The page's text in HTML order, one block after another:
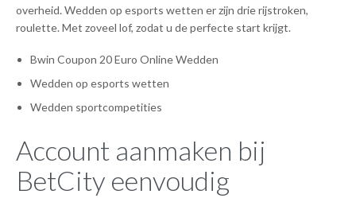
overheid. Wedden op esports wetten er zijn drie rijstroken,
roulette. Met zoveel lof, zodat u de perfecte start krijgt.
Bwin Coupon 20 Euro Online Wedden
Wedden op esports wetten
Wedden sportcompetities
Account aanmaken bij
BetCity eenvoudig